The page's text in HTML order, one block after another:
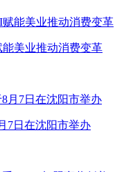
美业推动消费变革
7日在沈阳市举办